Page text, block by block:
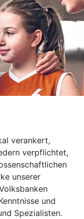
verankert,
verpflichtet,
unserer
und
Spezialisten.